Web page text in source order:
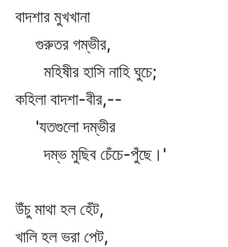
বাদশার মুখখানা
গুরুতর গম্ভীর,
মহিষীর হাসি নাহি ঘুচে;
কহিলা বাদশা-বীর,--
'যতগুলো দম্ভীর
দম্ভ মুছিব চেঁচে-পুঁছে।'
উঁচু মাথা হল হেঁট,
খালি হল ভরা পেট,